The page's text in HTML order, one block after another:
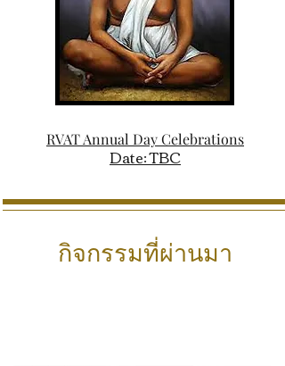
RVAT Annual Day Celebrations
Date: TBC
กิจกรรมที่ผ่านมา